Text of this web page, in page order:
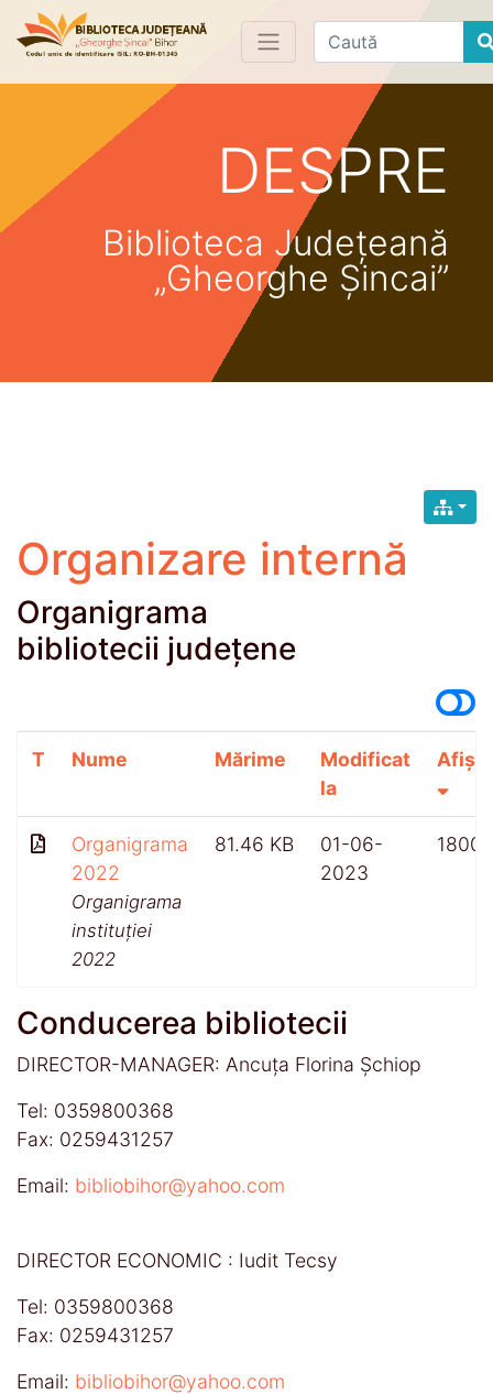
Find
DESPRE
Biblioteca Județeană
„Gheorghe Șincai”
Organizare internă
Organigrama
bibliotecii județene
T Nume Mărime
Modificat
la
Organigrama
2022
Organigrama
instituției
2022
81.46 KB
01-06-
2023
1800
Conducerea bibliotecii
DIRECTOR-MANAGER: Ancuța Florina Șchiop
Tel: 0359800368
Fax: 0259431257
Email: bibliobihor@yahoo.com
DIRECTOR ECONOMIC : Iudit Tecsy
Tel: 0359800368
Fax: 0259431257
Email: bibliobihor@yahoo.com